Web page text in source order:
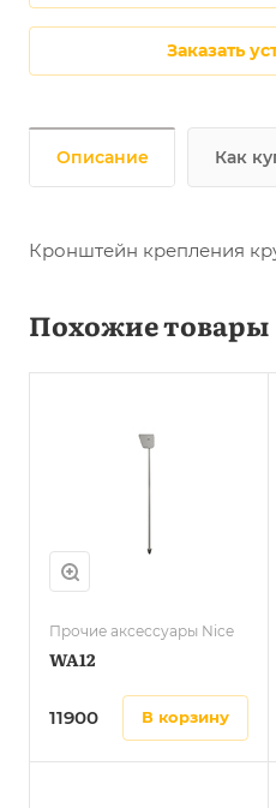
Заказать
Описание Как
Кронштейн крепления
Похожие товары
Прочие аксессуары Nice
WA12
11900 в корзину